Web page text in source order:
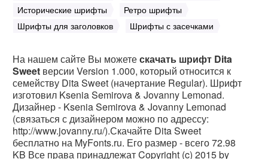
Исторические шрифты
Ретро шрифты
Шрифты для заголовков
Шрифты с засечками
На нашем сайте Вы можетескачать шрифт Dita
Sweet версии Version 1.000, который относится к
семейству Dita Sweet (начертание Regular). Шрифт
изготовил Ksenia Semirova & Jovanny Lemonad.
Дизайнер - Ksenia Semirova & Jovanny Lemonad
(связаться с дизайнером можно по адрессу:
http://www.jovanny.ru/).Скачайте Dita Sweet
бесплатно на MyFonts.ru. Его размер - всего 72.98
KB Все права принадлежат Copyright (c) 2015 by